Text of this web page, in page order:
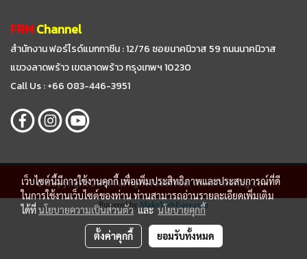
FRMChannel
สำนักงาน ฟอร์ไรด์แมกกาซีน : 12/76 ซอยนาคนิวาส 59ถนนนาคนิวาส
แขวงลาดพร้าว เขตลาดพร้าว กรุงเทพฯ 10230
Call Us : +66 083-446-3951
© Copyright 2016 All right reserved. www.frmmag.com
Powered by MakeWebEasy.com
เว็บไซต์นี้มีการใช้งานคุกกี้ เพื่อเพิ่มประสิทธิภาพและประสบการณ์ที่ดี
ในการใช้งานเว็บไซต์ของท่าน ท่านสามารถอ่านรายละเอียดเพิ่มเติม
ได้ที่นโยบายความเป็นส่วนตัวและนโยบายคุกกี้
ตั้งค่าคุกกี้ ยอมรับทั้งหมด